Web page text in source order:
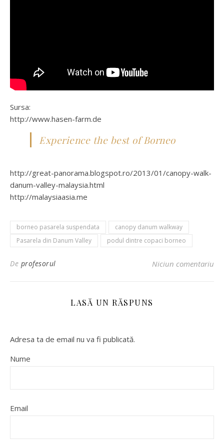
Sursa:
http://www.hasen-farm.de
Experience the best of Borneo
http://great-panorama.blogspot.ro/2013/01/canopy-walk-
danum-valley-malaysia.html
http://malaysiaasia.me
borneo pasarela suspendata
canopy danum walkway
Pasarela din Danum Valley
podul dintre copaci borneo
De profesorul Niciun comentariu
LASĂ UN RĂSPUNS
Adresa ta de email nu va fi publicată.
Nume
Email